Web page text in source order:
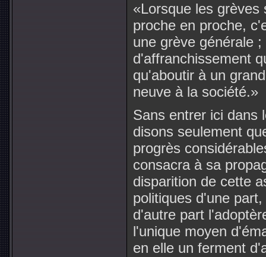
«Lorsque les
proche en proche,
une grève générale
d'affranchissement
qu'aboutir à un
neuve à la société.»
Sans entrer ici dans
disons seulement
progrès
consacra à sa
disparition de cette
politiques d'une
d'autre part
l'unique moyen
en elle un ferment